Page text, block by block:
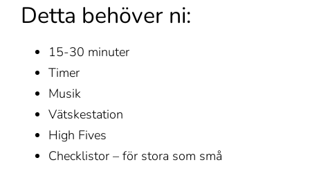
Detta behöver ni:
15-30 minuter
Timer
Musik
Vätskestation
High Fives
Checklistor – för stora som små